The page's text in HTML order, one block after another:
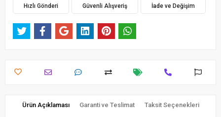
Hızlı Gönderi Güvenli Alışveriş İade ve Değişim
Ürün Açıklaması Garanti ve Teslimat Taksit Seçenekleri